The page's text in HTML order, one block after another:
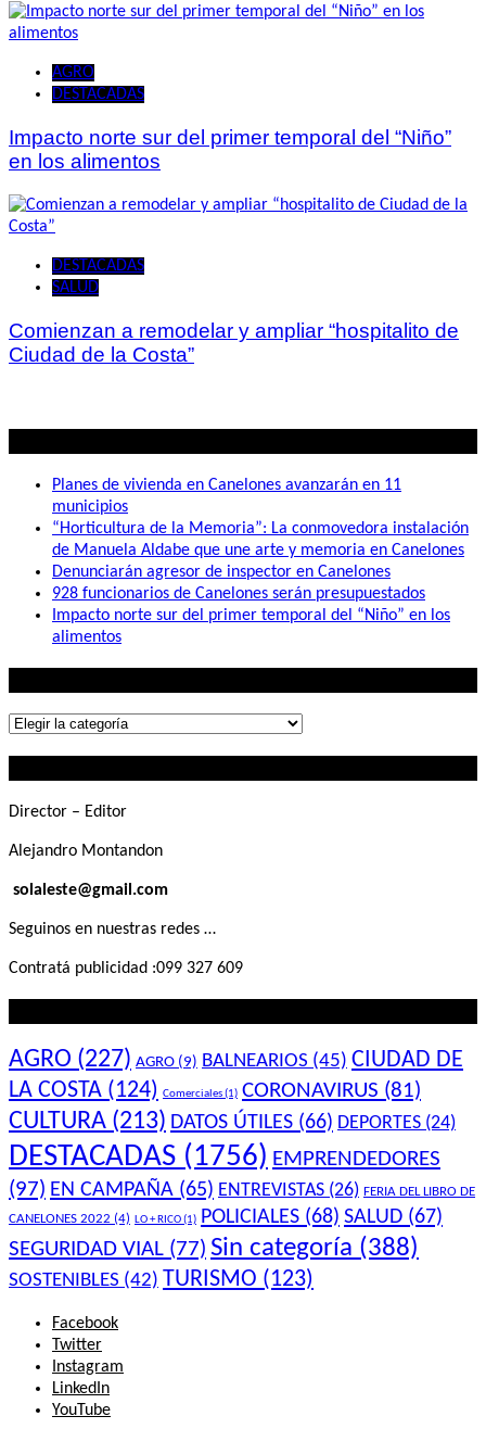
AGRO
DESTACADAS
Impacto norte sur del primer temporal del “Niño”
en los alimentos
DESTACADAS
SALUD
Comienzan a remodelar y ampliar “hospitalito de
Ciudad de la Costa”
Planes de vivienda en Canelones avanzarán en 11
municipios
“Horticultura de la Memoria”: La conmovedora instalación
de Manuela Aldabe que une arte y memoria en Canelones
Denunciarán agresor de inspector en Canelones
928 funcionarios de Canelones serán presupuestados
Impacto norte sur del primer temporal del “Niño” en los
alimentos
Lo
Director – Editor
Alejandro Montandon
solaleste@gmail.com
Seguinos en nuestras redes …
Contratá publicidad :099 327 609
AGRO (227) AGRO (9) BALNEARIOS (45) CIUDAD DE
LA COSTA (124) Comerciales(1) CORONAVIRUS (81)
CULTURA (213) DATOS ÚTILES (66) DEPORTES (24)
DESTACADAS (1756) EMPRENDEDORES
(97) EN CAMPAÑA (65) ENTREVISTAS (26) FERIA DEL LIBRO DE
CANELONES 2022 (4) LO + RICO(1) POLICIALES (68) SALUD (67)
SEGURIDAD VIAL (77) Sin categoría (388)
SOSTENIBLES (42) TURISMO (123)
Facebook
Twitter
Instagram
LinkedIn
YouTube